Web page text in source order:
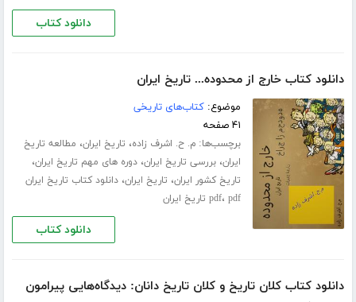
دانلود کتاب
دانلود کتاب خارج از محدوده... تاریخ ایران
موضوع:کتاب‌های تاریخی
۴۱ صفحه
برچسب‌ها:م. ح. اشرف زاده، تاریخ ایران، مطالعه تاریخ
ایران،بررسی تاریخ ایران،دوره های مهم تاریخ ایران،
تاریخ کشور ایران، تاریخ ایران،دانلود کتاب تاریخ ایران
pdf، pdf تاریخ ایران
دانلود کتاب
دانلود کتاب کلان تاریخ و کلان تاریخ دانان: دیدگاه‌هایی پیرامون